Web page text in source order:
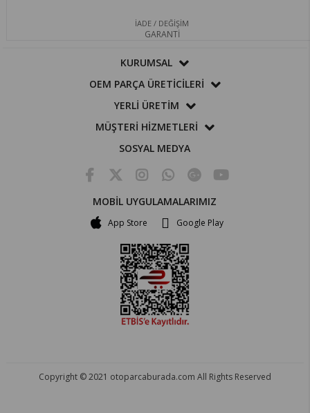
İADE / DEĞİŞİM
GARANTİ
KURUMSAL
OEM PARÇA ÜRETİCİLERİ
YERLİ ÜRETİM
MÜŞTERİ HİZMETLERİ
SOSYAL MEDYA
MOBİL UYGULAMALARIMIZ
App Store Google Play
Copyright © 2021 otoparcaburada.com All Rights Reserved